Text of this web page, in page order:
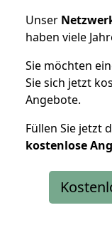
Unser
haben viele
Sie möchten
Sie sich jetzt
Angebote.
Füllen Sie jetzt
kostenlose